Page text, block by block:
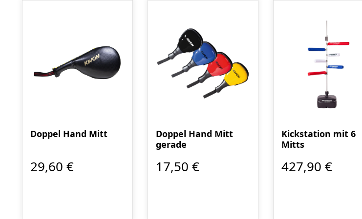
Doppel Hand Mitt
29,60 €
Doppel Hand Mitt
gerade
17,50 €
Kickstation mit 6
Mitts
427,90 €